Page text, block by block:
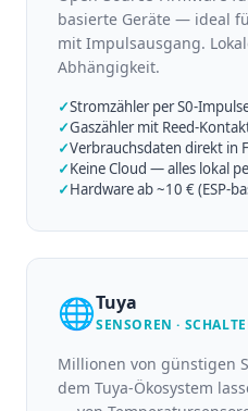
basierte Geräte — ideal
mit Impulsausgang.
Abhängigkeit.
✓Stromzähler per S0-
✓Gaszähler mit Reed-
✓Verbrauchsdaten direkt in
✓Keine Cloud — alles lokal
✓Hardware ab ~10 € (ESP-
🌐Tuya
SENSOREN ·
Millionen von günstigen
dem Tuya-Ökosystem